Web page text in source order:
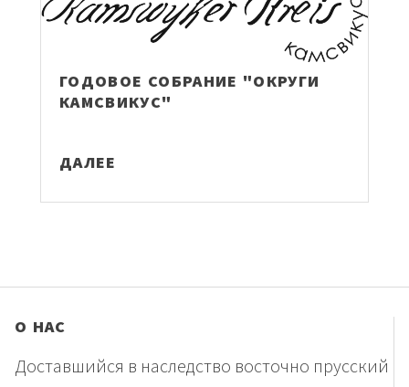
ГОДОВОЕ СОБРАНИЕ "ОКРУГИ
КАМСВИКУС"
ДАЛЕЕ
О НАС
Доставшийся в наследство восточно прусский